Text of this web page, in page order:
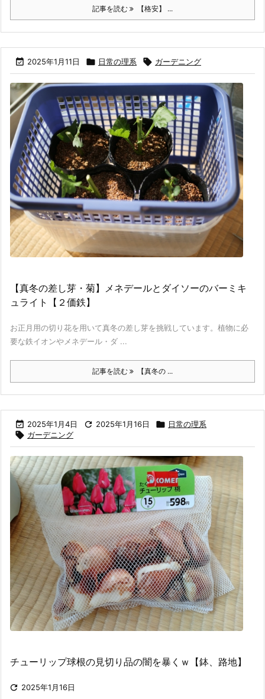
記事を読む 【格安】 ...
 2025年1月11日  日常の理系  ガーデニング
【真冬の差し芽・菊】メネデールとダイソーのバーミキ
ュライト【２価鉄】
お正月用の切り花を用いて真冬の差し芽を挑戦しています。植物に必
要な鉄イオンやメネデール・ダ ...
記事を読む 【真冬の ...
 2025年1月4日  2025年1月16日  日常の理系
 ガーデニング
チューリップ球根の見切り品の闇を暴くｗ【鉢、路地】
 2025年1月16日